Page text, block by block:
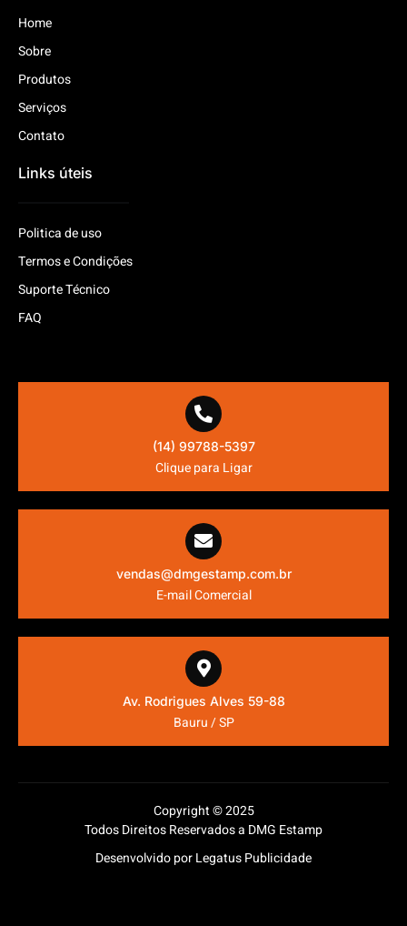
Home
Sobre
Produtos
Serviços
Contato
Links úteis
Politica de uso
Termos e Condições
Suporte Técnico
FAQ
(14) 99788-5397
Clique para Ligar
vendas@dmgestamp.com.br
E-mail Comercial
Av. Rodrigues Alves 59-88
Bauru / SP
Copyright © 2025
Todos Direitos Reservados a DMG Estamp
Desenvolvido por Legatus Publicidade